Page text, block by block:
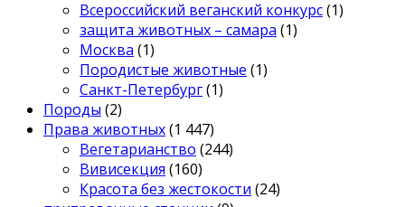
Всероссийский веганский конкурс(1)
защита животных – самара (1)
Москва (1)
Породистые животные (1)
Санкт-Петербург(1)
Породы (2)
Права животных(1 447)
Вегетарианство (244)
Вивисекция (160)
Красота без жестокости (24)